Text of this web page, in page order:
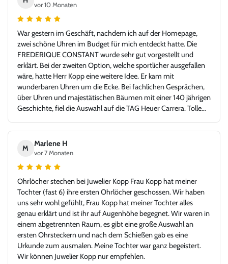
vor 10 Monaten
War gestern im Geschäft, nachdem ich auf der Homepage,
zwei schöne Uhren im Budget für mich entdeckt hatte. Die
FREDERIQUE CONSTANT wurde sehr gut vorgestellt und
erklärt. Bei der zweiten Option, welche sportlicher ausgefallen
wäre, hatte Herr Kopp eine weitere Idee. Er kam mit
wunderbaren Uhren um die Ecke. Bei fachlichen Gesprächen,
über Uhren und majestätischen Bäumen mit einer 140 jährigen
Geschichte, fiel die Auswahl auf die TAG Heuer Carrera. Tolle
M
Marlene H
vor 7 Monaten
Ohrlöcher stechen bei Juwelier Kopp Frau Kopp hat meiner
Tochter (fast 6) ihre ersten Ohrlöcher geschossen. Wir haben
uns sehr wohl gefühlt, Frau Kopp hat meiner Tochter alles
genau erklärt und ist ihr auf Augenhöhe begegnet. Wir waren in
einem abgetrennten Raum, es gibt eine große Auswahl an
ersten Ohrsteckern und nach dem Schießen gab es eine
Urkunde zum ausmalen. Meine Tochter war ganz begeistert.
Wir können Juwelier Kopp nur empfehlen.